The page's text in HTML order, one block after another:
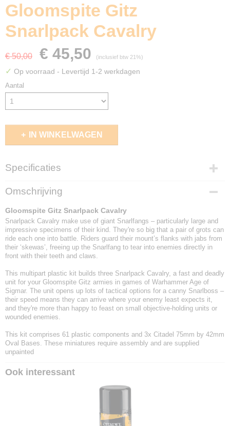
Gloomspite Gitz
Snarlpack Cavalry
€ 50,00 € 45,50 (inclusief btw 21%)
✓ Op voorraad - Levertijd 1-2 werkdagen
Aantal
IN WINKELWAGEN
Specificaties
EAN code
5011921225750
Omschrijving
Gloomspite Gitz Snarlpack Cavalry
Snarlpack Cavalry make use of giant Snarlfangs – particularly large and
impressive specimens of their kind. They're so big that a pair of grots can
ride each one into battle. Riders guard their mount’s flanks with jabs from
their ‘skewas’, freeing up the Snarlfang to tear into enemies directly in
front with their teeth and claws.
This multipart plastic kit builds three Snarlpack Cavalry, a fast and deadly
unit for your Gloomspite Gitz armies in games of Warhammer Age of
Sigmar. The unit opens up lots of tactical options for a canny Snarlboss –
their speed means they can arrive where your enemy least expects it,
and they're more than happy to feast on small objective-holding units or
wounded enemies.
This kit comprises 61 plastic components and 3x Citadel 75mm by 42mm
Oval Bases. These miniatures require assembly and are supplied
unpainted
Ook interessant